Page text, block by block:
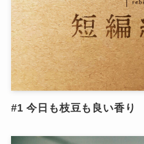
#1 今日も枝豆も良い香り